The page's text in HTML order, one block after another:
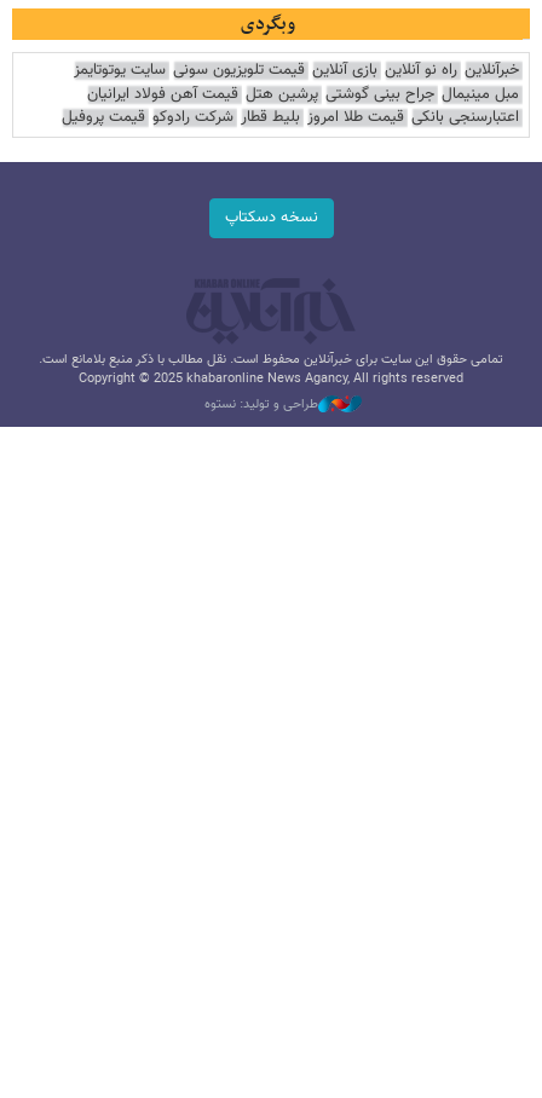
وبگردی
خبرآنلاین راه نو آنلاین بازی آنلاین قیمت تلویزیون سونی سایت یوتوتایمز
مبل مینیمال جراح بینی گوشتی پرشین هتل قیمت آهن فولاد ایرانیان
اعتبارسنجی بانکی قیمت طلا امروز بلیط قطار شرکت رادوکو قیمت پروفیل
نسخه دسکتاپ
تمامی حقوق این سایت برای خبرآنلاین محفوظ است. نقل مطالب با ذکر منبع بلامانع است.
Copyright © 2025 khabaronline News Agancy, All rights reserved
طراحی و تولید: نستوه